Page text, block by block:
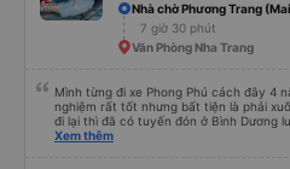
Nhà chờ Phương Trang
7 giờ 30 phút
Văn Phòng Nha Trang
Mình từng đi xe Phong Phú cách đây 4
nghiệm rất tốt nhưng bất tiện là phải
đi lại thì đã có tuyến đón ở Bình Dương
đôi , đọc review thấy mn đánh giá ko tốt giường chậc này nọ , thái độ của tài
Xem thêm